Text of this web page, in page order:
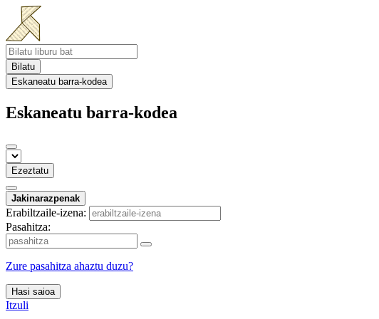
Bilatu
Eskaneatu barra-kodea
Eskaneatu barra-kodea
Ezeztatu
Jakinarazpenak
Erabiltzaile-izena:
Pasahitza:
Zure pasahitza ahaztu duzu?
Hasi saioa
Itzuli